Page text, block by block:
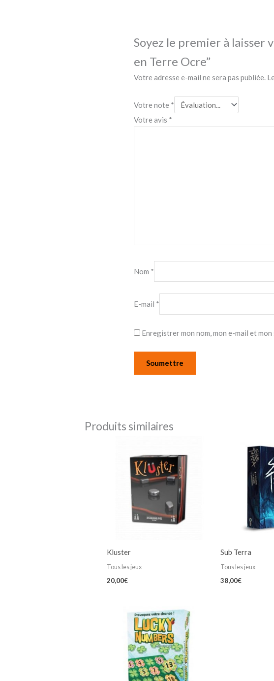
Soyez le premier à laisser
en Terre Ocre”
Votre adresse e-mail ne sera pas publiée.
Votre note *
Votre avis *
Nom *
E-mail *
Enregistrer mon nom, mon e-mail et
Produits similaires
Kluster
Tous les jeux
20,00€
Sub Terra
Tous les jeux
38,00€